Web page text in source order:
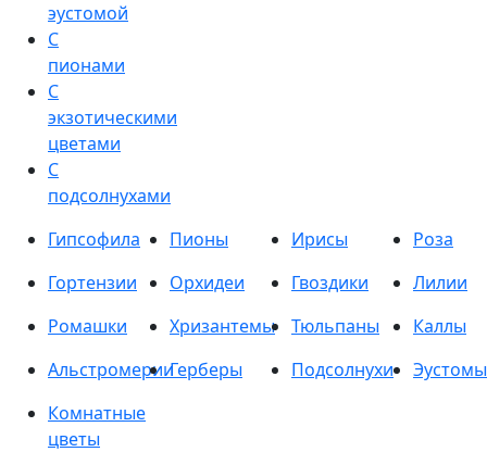
эустомой
С
пионами
С
экзотическими
цветами
С
подсолнухами
Гипсофила Пионы Ирисы
Роза
Гортензии
Орхидеи Гвоздики
Лилии
Ромашки
Хризантемы Тюльпаны
Каллы
АльстромерииГерберы Подсолнухи
Эустомы
Комнатные
цветы